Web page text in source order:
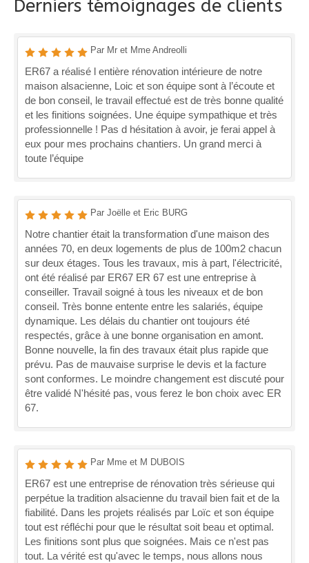
Derniers témoignages de clients
Par Mr et Mme Andreolli
ER67 a réalisé l entière rénovation intérieure de notre
maison alsacienne, Loic et son équipe sont à l’écoute et
de bon conseil, le travail effectué est de très bonne qualité
et les finitions soignées. Une équipe sympathique et très
professionnelle ! Pas d hésitation à avoir, je ferai appel à
eux pour mes prochains chantiers. Un grand merci à
toute l’équipe
Par Joëlle et Eric BURG
Notre chantier était la transformation d'une maison des
années 70, en deux logements de plus de 100m2 chacun
sur deux étages. Tous les travaux, mis à part, l'électricité,
ont été réalisé par ER67 ER 67 est une entreprise à
conseiller. Travail soigné à tous les niveaux et de bon
conseil. Très bonne entente entre les salariés, équipe
dynamique. Les délais du chantier ont toujours été
respectés, grâce à une bonne organisation en amont.
Bonne nouvelle, la fin des travaux était plus rapide que
prévu. Pas de mauvaise surprise le devis et la facture
sont conformes. Le moindre changement est discuté pour
être validé N'hésité pas, vous ferez le bon choix avec ER
67.
Par Mme et M DUBOIS
ER67 est une entreprise de rénovation très sérieuse qui
perpétue la tradition alsacienne du travail bien fait et de la
fiabilité. Dans les projets réalisés par Loïc et son équipe
tout est réfléchi pour que le résultat soit beau et optimal.
Les finitions sont plus que soignées. Mais ce n'est pas
tout. La vérité est qu'avec le temps, nous allons nous